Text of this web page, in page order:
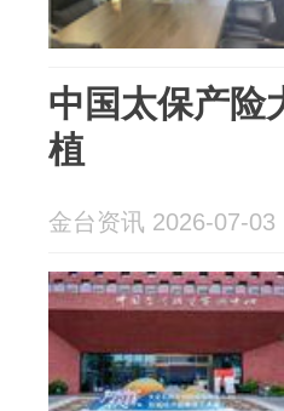
中国太保产险
植
金台资讯 2026-07-03